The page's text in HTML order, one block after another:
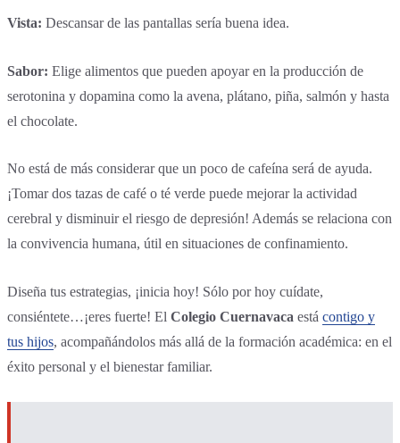
Vista: Descansar de las pantallas sería buena idea.
Sabor: Elige alimentos que pueden apoyar en la producción de
serotonina y dopamina como la avena, plátano, piña, salmón y hasta
el chocolate.
No está de más considerar que un poco de cafeína será de ayuda.
¡Tomar dos tazas de café o té verde puede mejorar la actividad
cerebral y disminuir el riesgo de depresión! Además se relaciona con
la convivencia humana, útil en situaciones de confinamiento.
Diseña tus estrategias, ¡inicia hoy! Sólo por hoy cuídate,
consiéntete…¡eres fuerte! El Colegio Cuernavaca está contigo y
tus hijos, acompañándolos más allá de la formación académica: en el
éxito personal y el bienestar familiar.